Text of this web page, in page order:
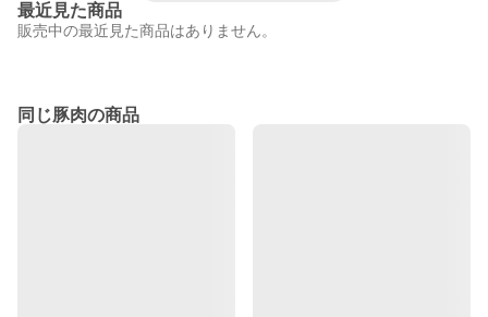
最近見た商品
販売中の最近見た商品はありません。
同じ豚肉の商品